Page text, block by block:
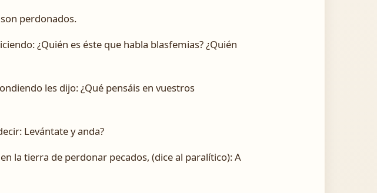
perdonados.
¿Quién es éste que habla blasfemias? ¿Quién
les dijo: ¿Qué pensáis en vuestros
Levántate y anda?
la tierra de perdonar pecados, (dice al paralítico): A